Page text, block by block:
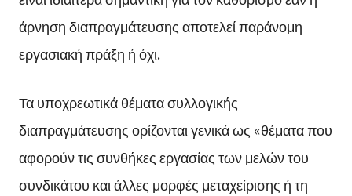
άρνηση διαπραγμάτευσης αποτελεί παράνομη
εργασιακή πράξη ή όχι.
Τα υποχρεωτικά θέματα συλλογικής
διαπραγμάτευσης ορίζονται γενικά ως «θέματα που
αφορούν τις συνθήκες εργασίας των μελών του
συνδικάτου και άλλες μορφές μεταχείρισης ή τη